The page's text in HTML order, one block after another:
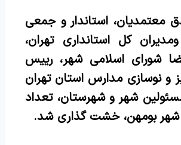
معتمدیان، استاندار و جمعی
کل استانداری تهران‌،
شورای اسلامی شهر، رییس
و نوسازی مدارس استان تهران
شهر و شهرستان‌، تعداد